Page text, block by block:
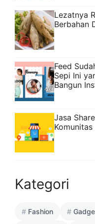
Lezatnya
Berbahan
Feed
Sepi Ini
Bangun
Jasa
Kategori
Fashion